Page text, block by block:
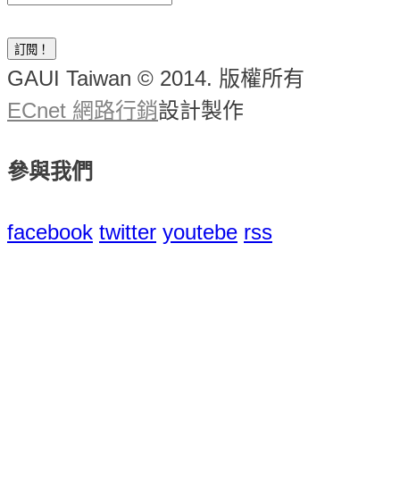
GAUI Taiwan © 2014. 版權所有
ECnet 網路行銷設計製作
參與我們
facebook twitter youtebe rss